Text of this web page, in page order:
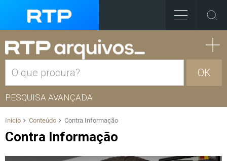
OK
PESQUISA AVANÇADA
Início Conteúdo Contra Informação
Contra Informação